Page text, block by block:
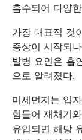
흡수되어 다양
가장 대표적 것
증상이 시작되
발병 요인은 흡
으로 알려졌다.
미세먼지는 입
힘들어 재채기
유입되면 해당